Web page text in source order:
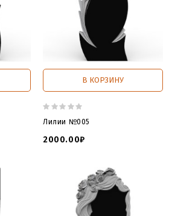
В КОРЗИНУ
Лилии №005
2000.00₽